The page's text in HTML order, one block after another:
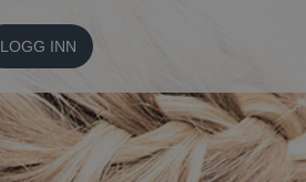
LOGG INN